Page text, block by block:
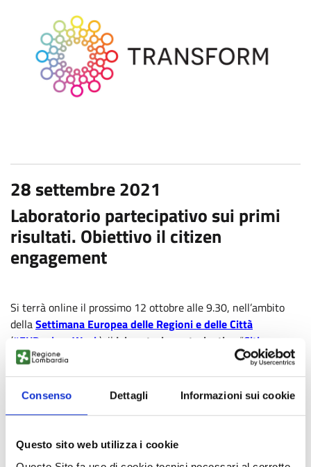
Consenso Dettagli Informazioni sui cookie
Questo sito web utilizza i cookie
28 settembre 2021
Laboratorio partecipativo sui primi
risultati. Obiettivo il citizen
engagement
Si terrà online il prossimo 12 ottobre alle 9.30, nell’ambito
dellaSettimana Europea delle Regioni e delle Città
(#EURegionsWeek), il laboratorio partecipativo “Citizen
engagement TRANSFORMing regional R&I policymaking”.
L’evento è organizzato dai partner diTRANSFORM, il
progetto H2020
– coordinato da
Fondazione Giannino
Bassetti– che applica le metodologie dicitizen-science,co-
europee: Lombardia, Catalogna e Brussels-Capitale.